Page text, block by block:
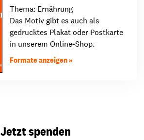
Thema: Ernährung
Das Motiv gibt es auch als
gedrucktes Plakat oder Postkarte
in unserem Online-Shop.
Formate anzeigen
Jetzt spenden